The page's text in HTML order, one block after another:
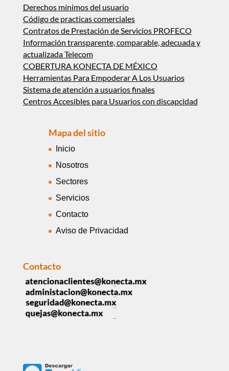
Derechos mínimos del usuario
Código de practicas comerciales
Contratos de Prestación de Servicios PROFECO
Información transparente, comparable, adecuada y
actualizada Telecom
COBERTURA KONECTA DE MÉXICO
Herramientas Para Empoderar A Los Usuarios
Sistema de atención a usuarios finales
Centros Accesibles para Usuarios con discapcidad
Mapa del sitio
Inicio
Nosotros
Sectores
Servicios
Contacto
Aviso de Privacidad
Contacto